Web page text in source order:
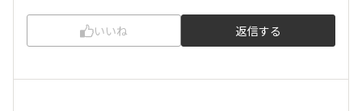
いいね 返信する